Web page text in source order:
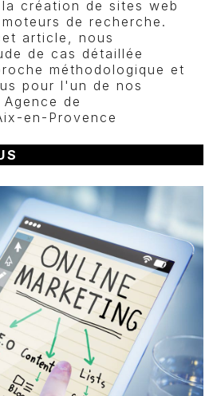
création de sites web
de recherche.
article, nous
de cas détaillée
méthodologique et
pour l'un de nos
de
en-Provence